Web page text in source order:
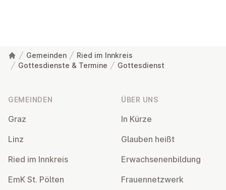
Gemeinden
Ried im Innkreis
Gottesdienste & Termine
Gottesdienst
GEMEINDEN
Graz
Linz
Ried im Innkreis
EmK St. Pölten
ÜBER UNS
In Kürze
Glauben heißt
Er­wach­se­nen­bil­dung
Frau­en­netz­werk